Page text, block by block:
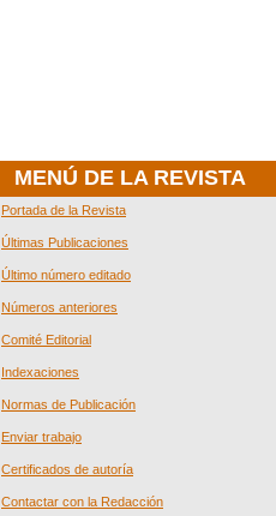
MENÚ DE LA REVISTA
Portada de la Revista
Últimas Publicaciones
Último número editado
Números anteriores
Comité Editorial
Indexaciones
Normas de Publicación
Enviar trabajo
Certificados de autoría
Contactar con la Redacción